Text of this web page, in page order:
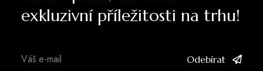
exkluzivní příležitosti na trhu!
Odebírat